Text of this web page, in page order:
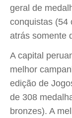
geral de
conquistas (54
atrás somente
A capital
melhor
edição de
de 308
bronzes). A